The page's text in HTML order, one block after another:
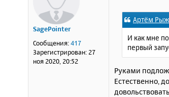
SagePointer
Сообщения:417
Зарегистрирован: 27
ноя 2020, 20:52
о
б
и
Артём
И как мне
первый
Руками
Естественно,